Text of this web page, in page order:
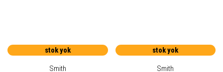
stok yok
Smith
stok yok
Smith